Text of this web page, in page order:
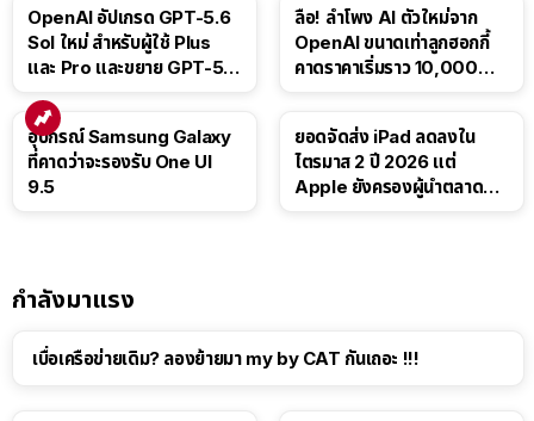
OpenAI อัปเกรด GPT-5.6
Sol ใหม่ สำหรับผู้ใช้ Plus
และ Pro และขยาย GPT-5.6
ลือ! ลำโพง AI ตัวใหม่จาก
OpenAI ขนาดเท่าลูกฮอกกี้
คาดราคาเริ่มราว 10,000
อุปกรณ์ Samsung Galaxy
ที่คาดว่าจะรองรับ One UI
9.5
ยอดจัดส่ง iPad ลดลงใน
ไตรมาส 2 ปี 2026 แต่
Apple ยังครองผู้นำตลาด
กำลังมาแรง
เบื่อเครือข่ายเดิม? ลองย้ายมา my by CAT กันเถอะ !!!